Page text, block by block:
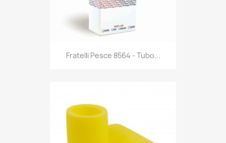
Anteprima
Fratelli Pesce 8564 - Tubo...